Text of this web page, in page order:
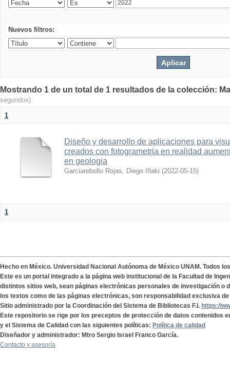
Nuevos filtros:
Mostrando 1 de un total de 1 resultados de la colección:
segundos)
1
Diseño y desarrollo de aplicaciones para
creados con fotogrametria en realidad
en geologia
Garciarebollo Rojas, Diego Iñaki (2022-05-15)
1
Hecho en México. Universidad Nacional Autónoma de México UNAM. Todos
Este es un portal integrado a la página web institucional de la Facultad de
distintos sitios web, sean páginas electrónicas personales de investigación o
los textos como de las páginas electrónicas, son responsabilidad exclusiva
Sitio administrado por la Coordinación del Sistema de Bibliotecas F.I. https://
Este repositorio se rige por los preceptos de protección de datos contenidos
y el Sistema de Calidad con las siguientes políticas: Política de calidad
Diseñador y administrador: Mtro Sergio Israel Franco García.
Contacto y asesoría